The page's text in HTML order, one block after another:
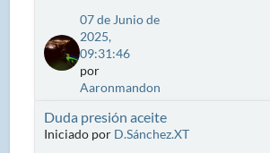
07 de Junio de
2025,
09:31:46
por
Aaronmandon
Duda presión aceite
Iniciado por D.Sánchez.XT